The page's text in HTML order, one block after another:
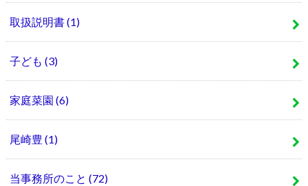
取扱説明書(1)
子ども (3)
家庭菜園 (6)
尾崎豊 (1)
当事務所のこと (72)